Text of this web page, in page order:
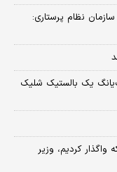
نظام پرستاری:
یک بالستیک شلیک
کردیم، وزیر